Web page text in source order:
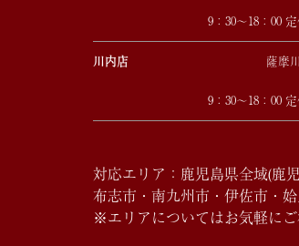
9：30～18：00
川内店 薩摩
9：30～18：00
対応エリア：鹿児島県全域(鹿
布志市・南九州市・伊佐市・
※エリアについてはお気軽に